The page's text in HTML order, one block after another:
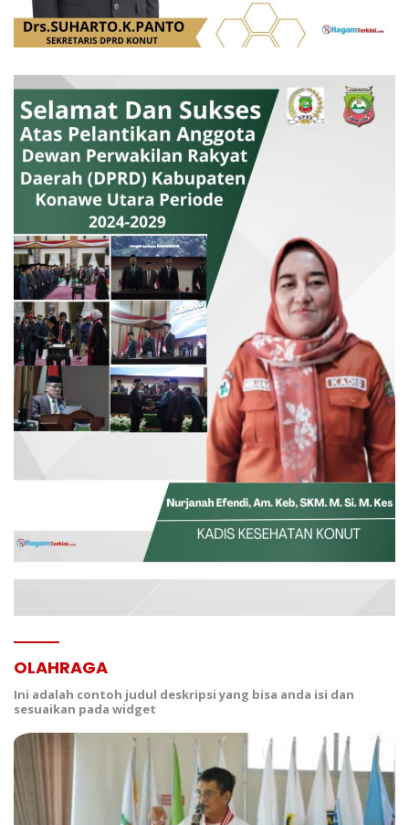
OLAHRAGA
Ini adalah contoh judul deskripsi yang bisa anda isi dan
sesuaikan pada widget